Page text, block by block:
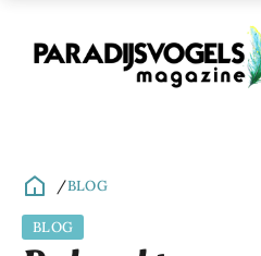
/BLOG
BLOG